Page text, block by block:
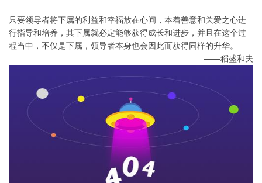
只要领导者将下属的利益和幸福放在心间，本着善意和关爱之心进
行指导和培养，其下属就必定能够获得成长和进步，并且在这个过
程当中，不仅是下属，领导者本身也会因此而获得同样的升华。
——稻盛和夫